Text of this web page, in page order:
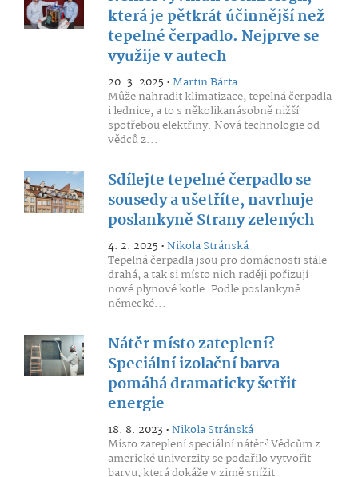
která je pětkrát účinnější než
tepelné čerpadlo. Nejprve se
využije v autech
20. 3. 2025 •Martin Bárta
Může nahradit klimatizace, tepelná čerpadla
i lednice, a to s několikanásobně nižší
spotřebou elektřiny. Nová technologie od
vědců z...
Sdílejte tepelné čerpadlo se
sousedy a ušetříte, navrhuje
poslankyně Strany zelených
4. 2. 2025 •Nikola Stránská
Tepelná čerpadla jsou pro domácnosti stále
drahá, a tak si místo nich raději pořizují
nové plynové kotle. Podle poslankyně
německé...
Nátěr místo zateplení?
Speciální izolační barva
pomáhá dramaticky šetřit
energie
18. 8. 2023 •Nikola Stránská
Místo zateplení speciální nátěr? Vědcům z
americké univerzity se podařilo vytvořit
barvu, která dokáže v zimě snížit